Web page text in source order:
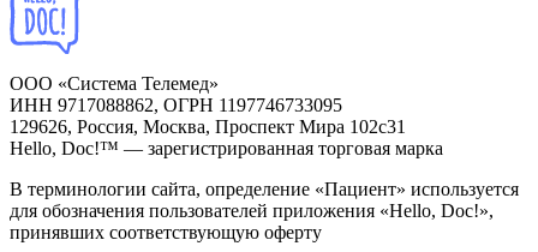
ООО «Система Телемед»
ИНН 9717088862, ОГРН 1197746733095
129626, Россия, Москва, Проспект Мира 102с31
Hello, Doc!™ — зарегистрированная торговая марка
В терминологии сайта, определение «Пациент» используется
для обозначения пользователей приложения «Hello, Doc!»,
принявших соответствующую оферту